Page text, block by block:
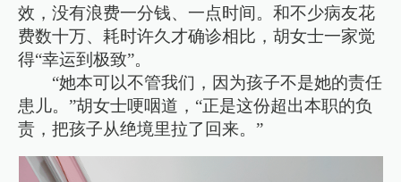
效，没有浪费一分钱、一点时间。和不少病友花
费数十万、耗时许久才确诊相比，胡女士一家觉
得“幸运到极致”。
“她本可以不管我们，因为孩子不是她的责任
患儿。”胡女士哽咽道，“正是这份超出本职的负
责，把孩子从绝境里拉了回来。”